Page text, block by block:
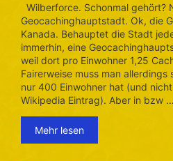
Wilberforce. Schonmal gehört?
Geocachinghauptstadt. Ok, die
Kanada. Behauptet die Stadt
immerhin, eine
weil dort pro Einwohner 1,25
Fairerweise muss man
nur 400 Einwohner hat (und
Wikipedia Eintrag). Aber in bzw …
Mehr lesen